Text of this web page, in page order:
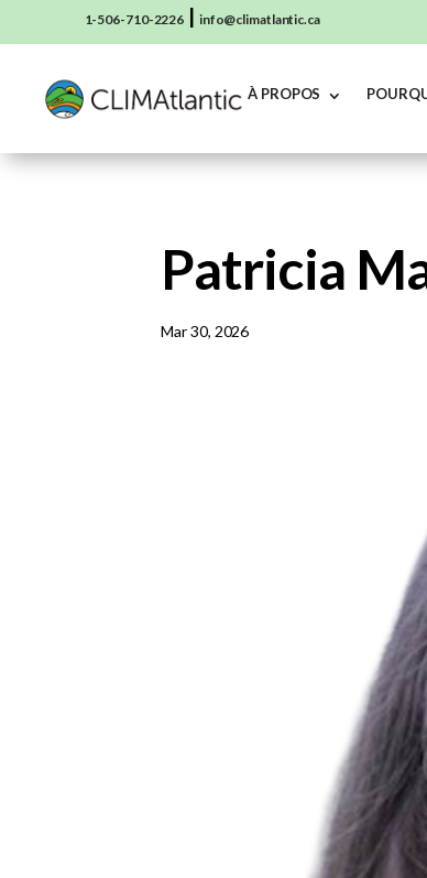
1-506-710-2226 | info@climatlantic.ca
À PROPOS
Patricia
Mar 30, 2026